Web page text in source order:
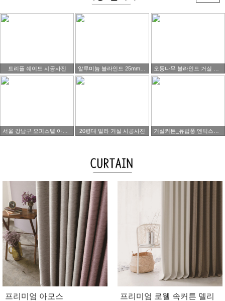
트리플 쉐이드 시공사진
20평대 빌라 거실 시공사진
프리미엄 아모스
프리미엄 로웰 속커튼 델리